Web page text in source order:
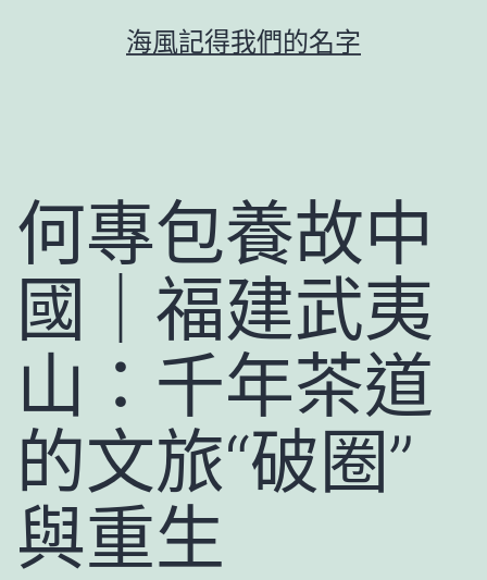
海風記得我們的名字
何專包養故中
國｜福建武夷
山：千年茶道
的文旅“破圈”
與重生